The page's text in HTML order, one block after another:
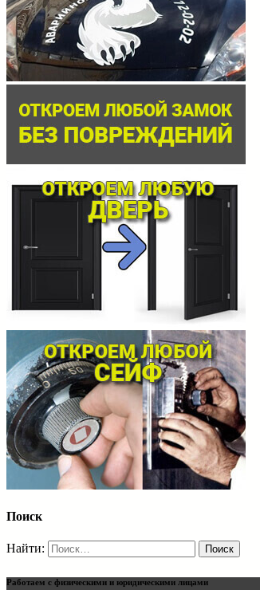
Поиск
Найти:
Работаем с физическими и юридическими лицами